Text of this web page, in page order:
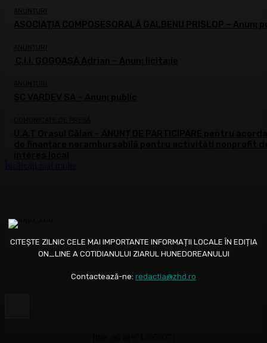
ANUNȚURI
CITEȘTE ZILNIC CELE MAI IMPORTANTE INFORMAȚII LOCALE ÎN EDIȚIA
ON_LINE A COTIDIANULUI ZIARUL HUNEDOREANULUI
Contactează-ne: redactia@zhd.ro